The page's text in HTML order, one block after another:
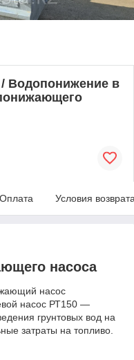
Водопонижение в
Оплата Условия
насоса
насос
насос РТ150 —
грунтовых вод на
затраты на топливо.